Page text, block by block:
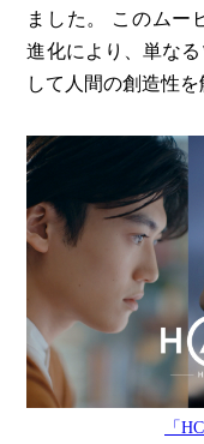
ました。 このムー
進化により、単な
して人間の創造性
「